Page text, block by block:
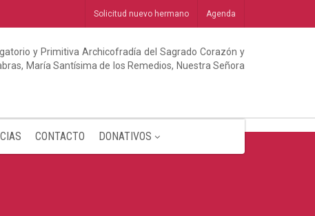
Solicitud nuevo hermano Agenda
y Primitiva Archicofradía del Sagrado Corazón y
María Santísima de los Remedios, Nuestra Señora
CONTACTO DONATIVOS